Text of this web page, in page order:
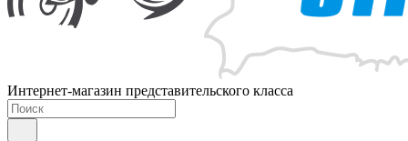
Интернет-магазин представительского класса